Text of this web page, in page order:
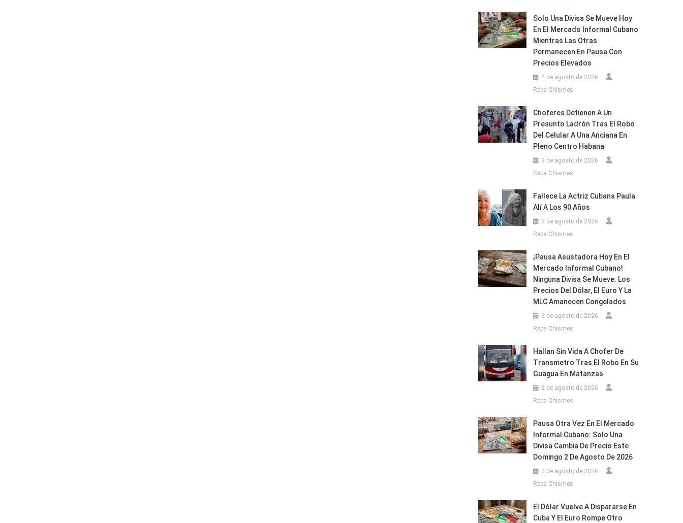
Solo Una Divisa Se Mueve Hoy
En El Mercado Informal Cubano
Mientras Las Otras
Permanecen En Pausa Con
Precios Elevados
4 de agosto de 2026
Repa Chismes
Choferes Detienen A Un
Presunto Ladrón Tras El Robo
Del Celular A Una Anciana En
Pleno Centro Habana
3 de agosto de 2026
Repa Chismes
Fallece La Actriz Cubana Paula
Alí A Los 90 Años
3 de agosto de 2026
Repa Chismes
¡Pausa Asustadora Hoy En El
Mercado Informal Cubano!
Ninguna Divisa Se Mueve: Los
Precios Del Dólar, El Euro Y La
MLC Amanecen Congelados
3 de agosto de 2026
Repa Chismes
Hallan Sin Vida A Chofer De
Transmetro Tras El Robo En Su
Guagua En Matanzas
2 de agosto de 2026
Repa Chismes
Pausa Otra Vez En El Mercado
Informal Cubano: Solo Una
Divisa Cambia De Precio Este
Domingo 2 De Agosto De 2026
2 de agosto de 2026
Repa Chismes
El Dólar Vuelve A Dispararse En
Cuba Y El Euro Rompe Otro